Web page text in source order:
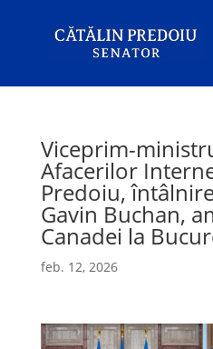
Viceprim-
Afacerilor
Predoiu,
Gavin Buchan,
Canadei la
feb. 12, 2026